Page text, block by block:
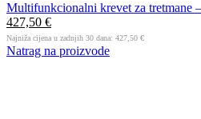
Multifunkcionalni krevet za tretmane
427,50 €
Najniža cijena u zadnjih 30 dana: 427,50 €
Natrag na proizvode